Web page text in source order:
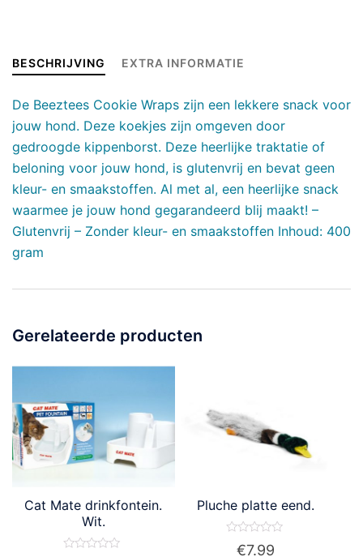
BESCHRIJVING EXTRA INFORMATIE
De Beeztees Cookie Wraps zijn een lekkere snack voor
jouw hond. Deze koekjes zijn omgeven door
gedroogde kippenborst. Deze heerlijke traktatie of
beloning voor jouw hond, is glutenvrij en bevat geen
kleur- en smaakstoffen. Al met al, een heerlijke snack
waarmee je jouw hond gegarandeerd blij maakt! –
Glutenvrij – Zonder kleur- en smaakstoffen Inhoud: 400
gram
Gerelateerde producten
Cat Mate drinkfontein.
Wit.
Pluche platte eend.
Waardering
€7.99